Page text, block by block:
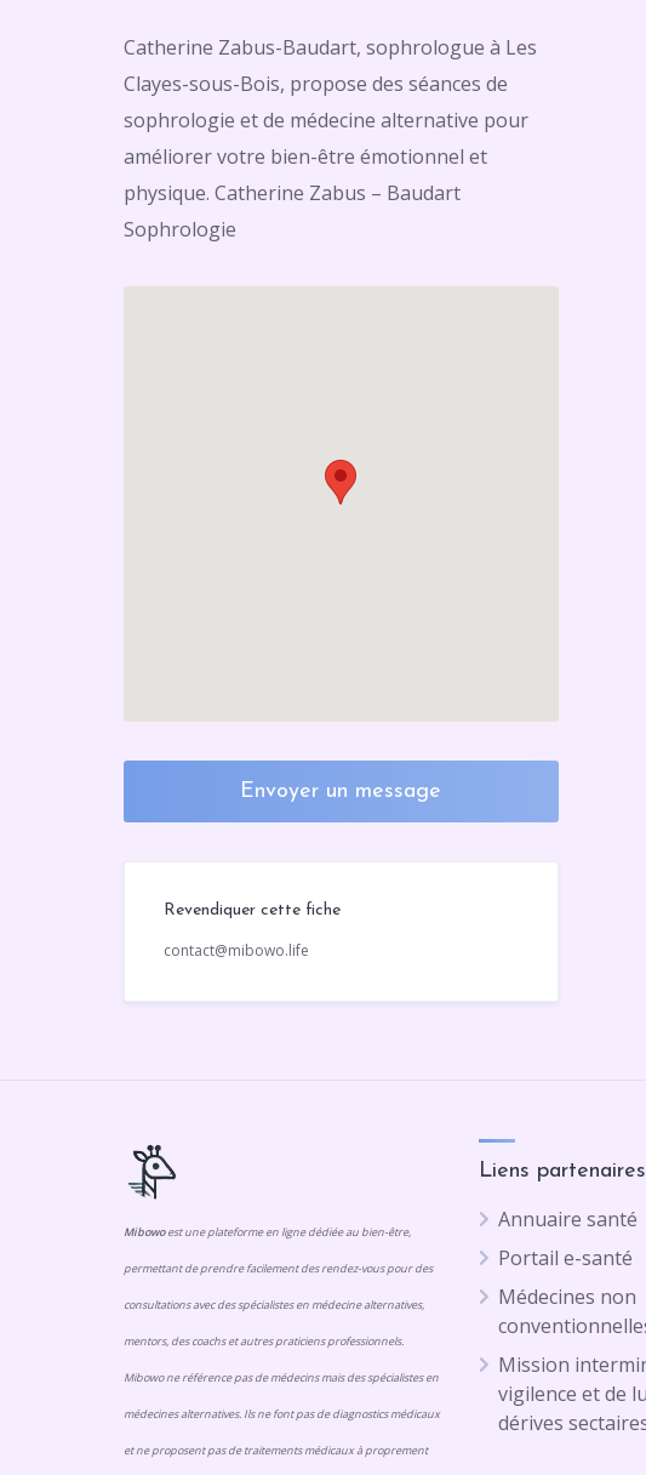
Catherine Zabus-Baudart, sophrologue à Les
Clayes-sous-Bois, propose des séances de
sophrologie et de médecine alternative pour
améliorer votre bien-être émotionnel et
physique. Catherine Zabus – Baudart
Sophrologie
Envoyer un message
Revendiquer cette fiche
contact@mibowo.life
Mibowoest une plateforme en ligne dédiée au bien-être,
permettant de prendre facilement des rendez-vous pour des
consultations avec des spécialistes en médecine alternatives,
mentors, des coachs et autres praticiens professionnels.
Mibowo ne référence pas de médecins mais des spécialistes en
médecines alternatives. Ils ne font pas de diagnostics médicaux
et ne proposent pas de traitements médicaux à proprement
Liens partenaires
Annuaire santé
Portail e-santé
Médecines non
Mission
vigilence et de
dérives